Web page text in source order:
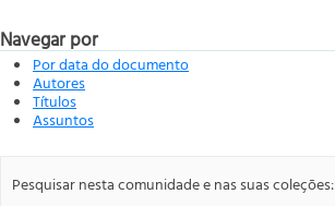
Navegar por
Por data do documento
Autores
Títulos
Assuntos
Pesquisar nesta comunidade e nas suas coleções: